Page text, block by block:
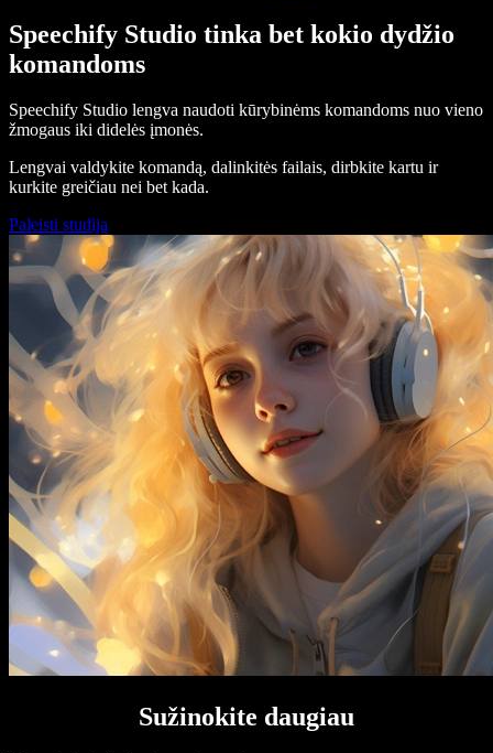
Speechify Studio tinka bet kokio dydžio
komandoms
Speechify Studio lengva naudoti kūrybinėms komandoms nuo vieno
žmogaus iki didelės įmonės.
Lengvai valdykite komandą, dalinkitės failais, dirbkite kartu ir
kurkite greičiau nei bet kada.
Paleisti studiją
Sužinokite daugiau